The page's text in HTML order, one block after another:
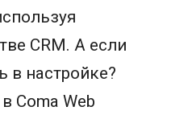
CRM. А если
настройке?
Coma Web